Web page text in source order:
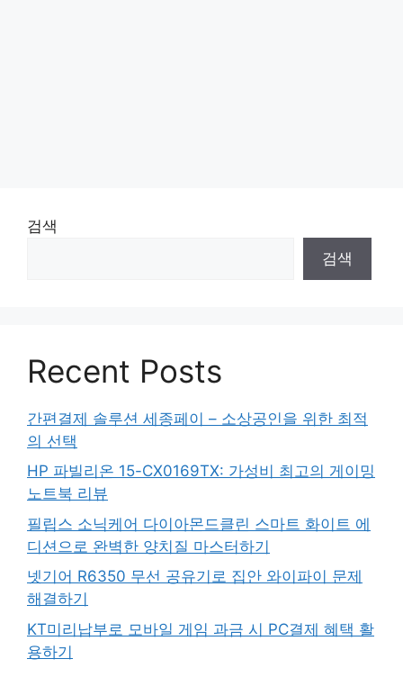
검색
검색
Recent Posts
간편결제 솔루션 세종페이 – 소상공인을 위한 최적
의 선택
HP 파빌리온 15-CX0169TX: 가성비 최고의 게이밍
노트북 리뷰
필립스 소닉케어 다이아몬드클린 스마트 화이트 에
디션으로 완벽한 양치질 마스터하기
넷기어 R6350 무선 공유기로 집안 와이파이 문제
해결하기
KT미리납부로 모바일 게임 과금 시 PC결제 혜택 활
용하기